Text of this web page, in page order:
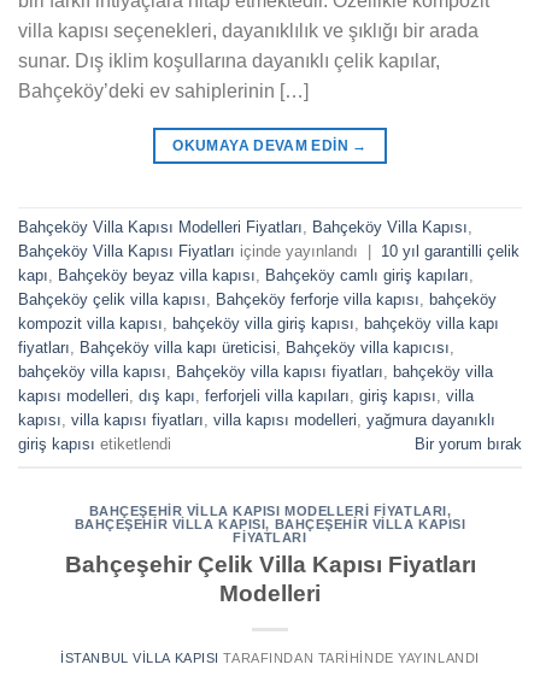
villa kapısı seçenekleri, dayanıklılık ve şıklığı bir arada
sunar. Dış iklim koşullarına dayanıklı çelik kapılar,
Bahçeköy’deki ev sahiplerinin […]
OKUMAYA DEVAM EDIN →
Bahçeköy Villa Kapısı Modelleri Fiyatları, Bahçeköy Villa Kapısı,
Bahçeköy Villa Kapısı Fiyatları içinde yayınlandı
10 yıl garantilli çelik
kapı, Bahçeköy beyaz villa kapısı, Bahçeköy camlı giriş kapıları,
Bahçeköy çelik villa kapısı, Bahçeköy ferforje villa kapısı, bahçeköy
kompozit villa kapısı, bahçeköy villa giriş kapısı, bahçeköy villa kapı
fiyatları, Bahçeköy villa kapı üreticisi, Bahçeköy villa kapıcısı,
bahçeköy villa kapısı, Bahçeköy villa kapısı fiyatları, bahçeköy villa
kapısı modelleri, dış kapı, ferforjeli villa kapıları, giriş kapısı, villa
kapısı, villa kapısı fiyatları, villa kapısı modelleri, yağmura dayanıklı
giriş kapısı etiketlendi Bir yorum bırak
BAHÇEŞEHIR VILLA KAPISI MODELLERI FIYATLARI,
BAHÇEŞEHIR VILLA KAPISI, BAHÇEŞEHIR VILLA KAPISI
FIYATLARI
Bahçeşehir Çelik Villa Kapısı Fiyatları
Modelleri
İSTANBUL VILLA KAPISI TARAFINDAN TARIHINDE YAYINLANDI